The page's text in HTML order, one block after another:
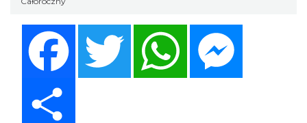
Twitter WhatsApp